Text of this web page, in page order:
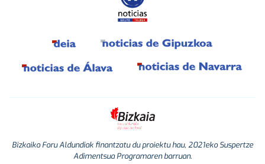
Bizkaiko Foru Aldundiak finantzatu du proiektu hau, 2021eko Suspertze
Adimentsua Programaren barruan.